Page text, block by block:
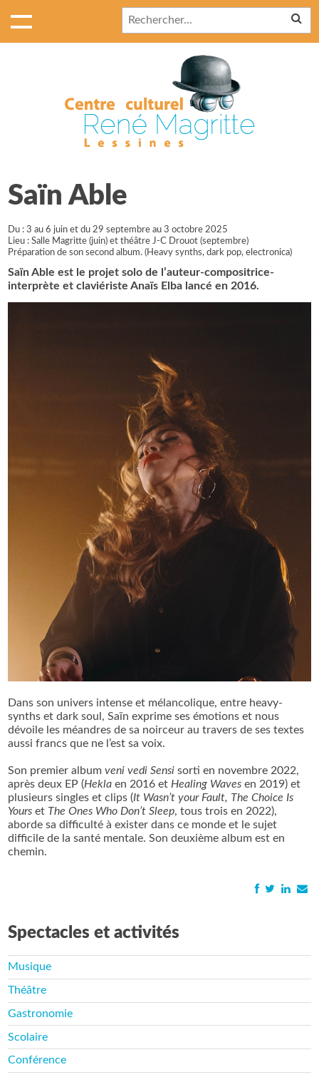
Saïn Able
Du : 3 au 6 juin et du 29 septembre au 3 octobre 2025
Lieu : Salle Magritte (juin) et théâtre J-C Drouot (septembre)
Préparation de son second album. (Heavy synths, dark pop, electronica)
Saïn Able est le projet solo de l’auteur-compositrice-
interprète et claviériste Anaïs Elba lancé en 2016.
Dans son univers intense et mélancolique, entre heavy-
synths et dark soul, Saïn exprime ses émotions et nous
dévoile les méandres de sa noirceur au travers de ses textes
aussi francs que ne l’est sa voix.
Son premier albumveni vedi Sensi sorti en novembre 2022,
après deux EP (Heklaen 2016 et Healing Waves en 2019) et
plusieurs singles et clips (It Wasn’t your Fault, The Choice Is
Yourset The Ones Who Don’t Sleep, tous trois en 2022),
aborde sa difficulté à exister dans ce monde et le sujet
difficile de la santé mentale. Son deuxième album est en
chemin.
Spectacles et activités
Musique
Théâtre
Gastronomie
Scolaire
Conférence